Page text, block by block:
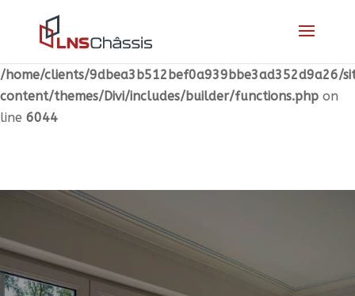
Warning: "continue" targeting switch is equivalent to
"break". Did you mean to use "continue 2"? in
/home/clients/9dbea3b512bef0a939bbe3ad352d9a26/
content/themes/Divi/includes/builder/functions.php on
line 6044